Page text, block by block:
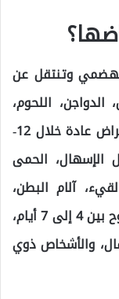
وتنتقل عن
اللحوم،
ومنتجات الألبان غير المعالجة. تظهر الأعراض عادة خلال 12-
الإسهال، الحمى
القيء، آلام البطن،
والصداع. تستمر الأعراض عادة لمدة تتراوح بين 4 إلى 7 أيام،
والأشخاص ذوي